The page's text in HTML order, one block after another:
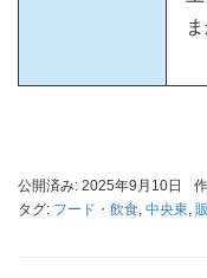
公開済み: 2025年9月10日
タグ: フード・飲食, 中央東,